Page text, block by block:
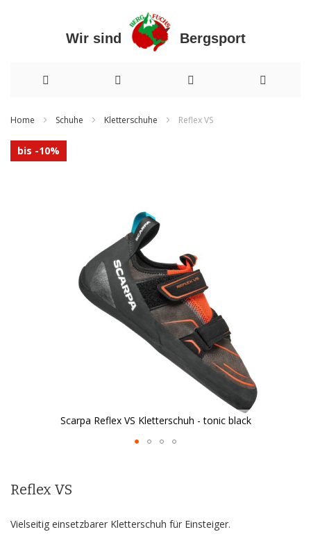
Wir sind Bergsport
Inhalt
Home Schuhe Kletterschuhe Reflex VS
Zum
Ende
Scarpa Reflex VS Kletterschuh - tonic black
der
bis -10%
Reflex VS
Vielseitig einsetzbarer Kletterschuh für Einsteiger.